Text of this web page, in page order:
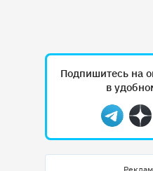
Подпишитесь на
в